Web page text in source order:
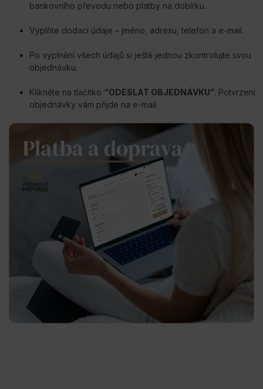
bankovního převodu nebo platby na dobírku.
Vyplňte dodací údaje – jméno, adresu, telefon a e-mail.
Po vyplnění všech údajů si ještě jednou zkontrolujte svou
objednávku.
Klikněte na tlačítko “ODESLAT OBJEDNÁVKU”. Potvrzení
objednávky vám přijde na e-mail.